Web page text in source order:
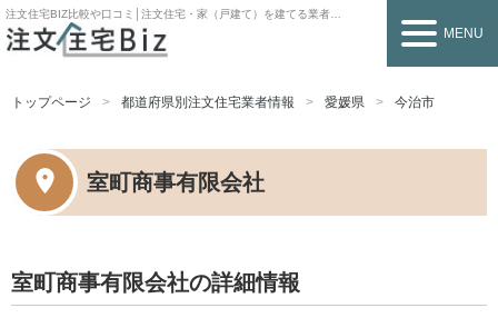
注文住宅BIZ比較や口コミ│注文住宅・家（戸建て）を建てる業者を探すなら
MENU
トップページ 都道府県別注文住宅業者情報 愛媛県 今治市
室町商事有限会社
室町商事有限会社の詳細情報